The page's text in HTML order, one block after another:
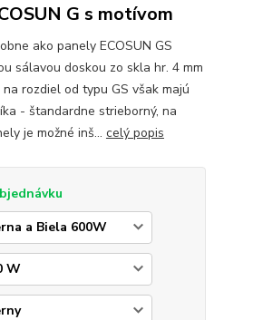
G s motívom
ako panely ECOSUN GS
sálavou doskou zo skla hr. 4 mm
rozdiel od typu GS však majú
- štandardne strieborný, na
je možné inš... celý popis